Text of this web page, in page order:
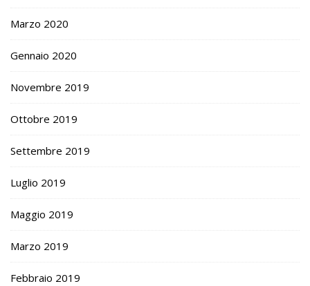
Marzo 2020
Gennaio 2020
Novembre 2019
Ottobre 2019
Settembre 2019
Luglio 2019
Maggio 2019
Marzo 2019
Febbraio 2019